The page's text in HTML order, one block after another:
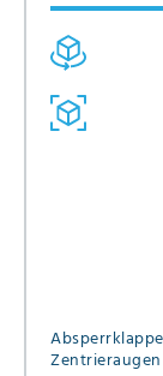
Absperrklappe